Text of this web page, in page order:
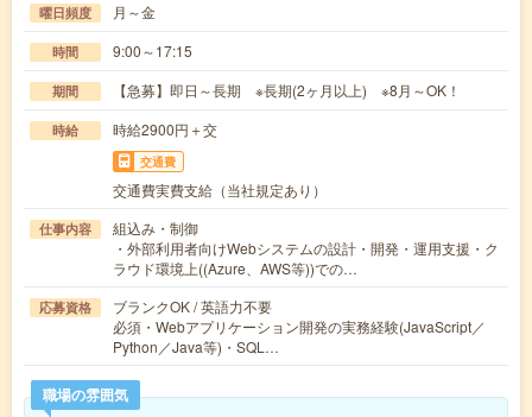
曜日頻度 月～金
時間 9:00～17:15
期間 【急募】即日～長期 ※長期(2ヶ月以上) ※8月～OK！
時給 時給2900円＋交
交通費
交通費実費支給（当社規定あり）
仕事内容
組込み・制御
・外部利用者向けWebシステムの設計・開発・運用支援・ク
ラウド環境上((Azure、AWS等))での…
応募資格
ブランクOK / 英語力不要
必須・Webアプリケーション開発の実務経験(JavaScript／
Python／Java等)・SQL…
職場の雰囲気